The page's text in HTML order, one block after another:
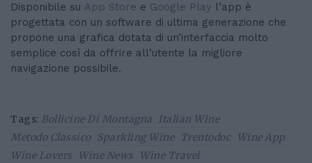
Disponibile su App Store e Google Play l’app è
progettata con un software di ultima generazione che
propone una grafica dotata di un’interfaccia molto
semplice così da offrire all’utente la migliore
navigazione possibile.
Tags: Bollicine Di Montagna Italian Wine
Metodo Classico Sparkling Wine Trentodoc
Wine App
Wine Lovers
Wine News Wine Travel